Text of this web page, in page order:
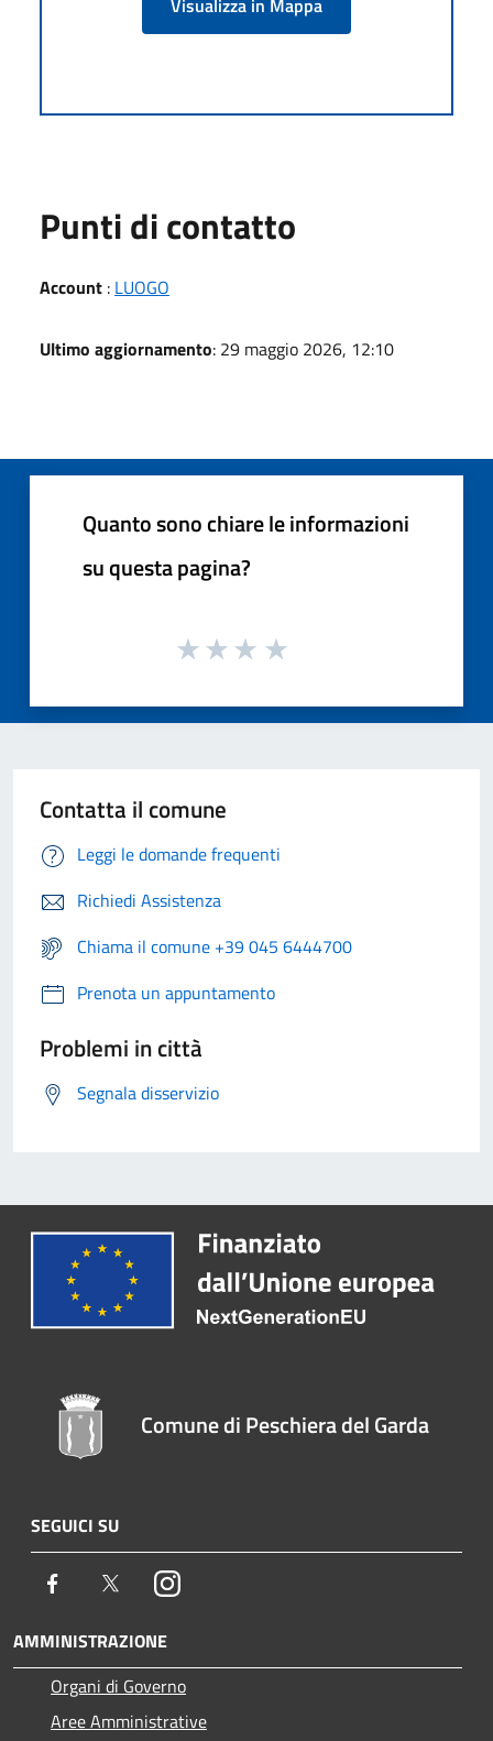
Punti di contatto
Account : LUOGO
Ultimo aggiornamento: 29 maggio 2026, 12:10
Quanto sono chiare le informazioni
su questa pagina?
Contatta il comune
Leggi le domande frequenti
Richiedi Assistenza
Chiama il comune +39 045 6444700
Prenota un appuntamento
Problemi in città
Segnala disservizio
Comune di Peschiera del Garda
SEGUICI SU
Facebook TwitterInstagram
AMMINISTRAZIONE
Organi di Governo
Aree Amministrative